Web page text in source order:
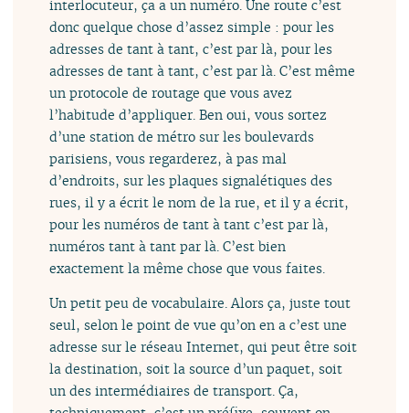
interlocuteur, ça a un numéro. Une route c’est
donc quelque chose d’assez simple : pour les
adresses de tant à tant, c’est par là, pour les
adresses de tant à tant, c’est par là. C’est même
un protocole de routage que vous avez
l’habitude d’appliquer. Ben oui, vous sortez
d’une station de métro sur les boulevards
parisiens, vous regarderez, à pas mal
d’endroits, sur les plaques signalétiques des
rues, il y a écrit le nom de la rue, et il y a écrit,
pour les numéros de tant à tant c’est par là,
numéros tant à tant par là. C’est bien
exactement la même chose que vous faites.
Un petit peu de vocabulaire. Alors ça, juste tout
seul, selon le point de vue qu’on en a c’est une
adresse sur le réseau Internet, qui peut être soit
la destination, soit la source d’un paquet, soit
un des intermédiaires de transport. Ça,